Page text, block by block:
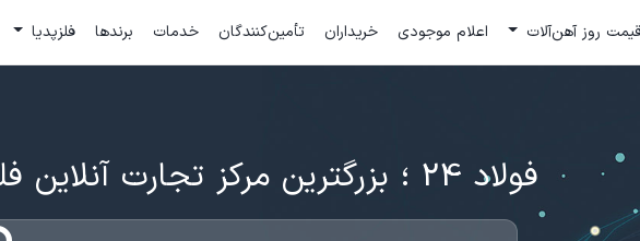
روز آهن‌آلات اعلام موجودی خریداران تأمین‌کنندگان خدمات برندها فلزپدیا
فولاد 24 ؛ بزرگترین مرکز تجارت آنلاین فلزات